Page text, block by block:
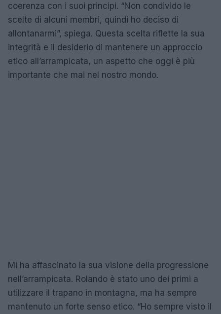
coerenza con i suoi principi. “Non condivido le
scelte di alcuni membri, quindi ho deciso di
allontanarmi”, spiega. Questa scelta riflette la sua
integrità e il desiderio di mantenere un approccio
etico all’arrampicata, un aspetto che oggi è più
importante che mai nel nostro mondo.
Mi ha affascinato la sua visione della progressione
nell’arrampicata. Rolando è stato uno dei primi a
utilizzare il trapano in montagna, ma ha sempre
mantenuto un forte senso etico. “Ho sempre visto il